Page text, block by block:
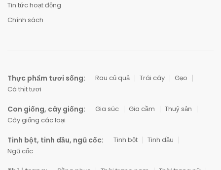
Tin tức hoạt động
Chính sách
Thực phẩm tươi sống: Rau củ quả Trái cây
Gạo
Cá thịt tươi
Con giống, cây giống: Gia súc Gia cầm
Thuỷ sản
Cây giống các loại
Tinh bột, tinh dầu, ngũ cốc: Tinh bột
Tinh dầu
Ngũ cốc